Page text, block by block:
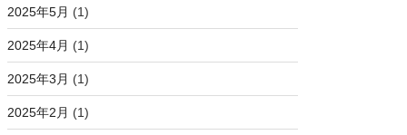
2025年5月 (1)
2025年4月 (1)
2025年3月 (1)
2025年2月 (1)